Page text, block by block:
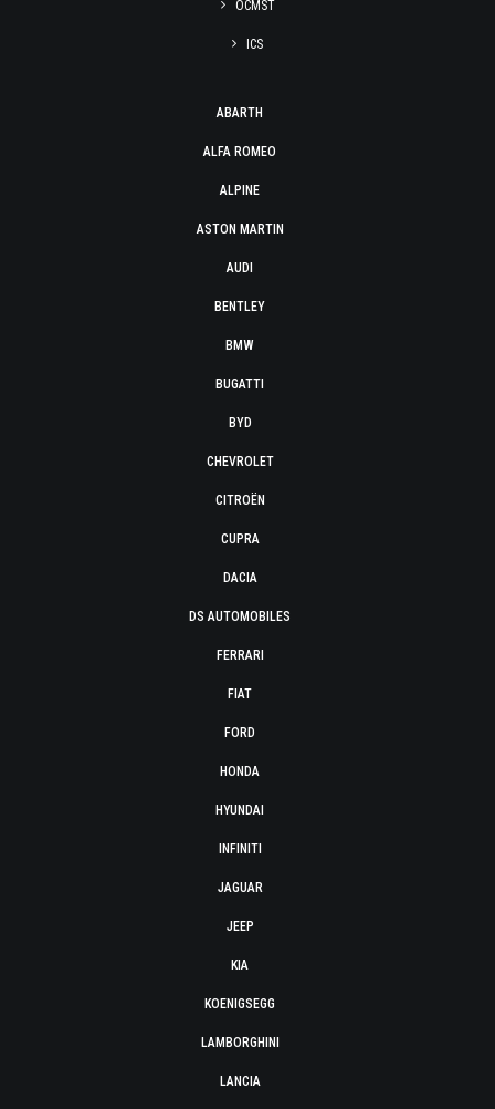
OCMST
ICS
ABARTH
ALFA ROMEO
ALPINE
ASTON MARTIN
AUDI
BENTLEY
BMW
BUGATTI
BYD
CHEVROLET
CITROËN
CUPRA
DACIA
DS AUTOMOBILES
FERRARI
FIAT
FORD
HONDA
HYUNDAI
INFINITI
JAGUAR
JEEP
KIA
KOENIGSEGG
LAMBORGHINI
LANCIA